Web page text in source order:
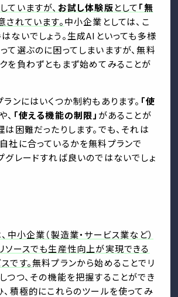
ていますが、 お試し体験版として「無
されています。中小企業としては、こ
ないでしょう。生成AIといっても多様
て選ぶのに困ってしまいますが、無料
を負わずともまず始めてみることが
ランにはいくつか制約もあります。 「使
や、 「使える機能の制限」 があることが
は困難だったりします。でも、それは
社に合っているかを無料プランで
グレードすれば良いのではないでしょ
中小企業（製造業・サービス業など）
ソースでも生産性向上が実現できる
です。無料プランから始めることでリ
つつ、その機能を把握することができ
、積極的にこれらのツールを使ってみ